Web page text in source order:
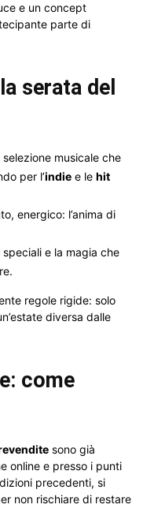
e un concept
parte di
serata del
selezione musicale che
per l’indie e le hit
energico: l’anima di
e la magia che
regole rigide: solo
diversa dalle
come
sono già
online e presso i punti
precedenti, si
non rischiare di restare